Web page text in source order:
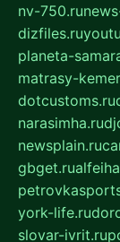
nv-750.ru
dizfiles.ru
planeta-
matrasy-
dotcustoms.ru
narasimha.ru
newsplain.ru
gbget.ru
york-life.ru
slovar-ivrit.ru